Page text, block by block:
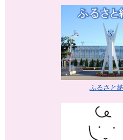
ふるさと